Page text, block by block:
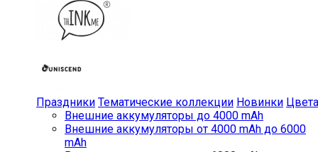
Праздники Тематические коллекции Новинки Цвета
Внешние аккумуляторы до 4000 mAh
Внешние аккумуляторы от 4000 mAh до 6000
mAh